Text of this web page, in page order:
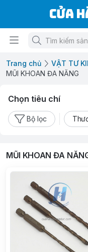
Cửa
Trang chủ VẬT TƯ
MŨI KHOAN ĐA NĂNG
Chọn tiêu chí
Bộ lọc
MŨI KHOAN ĐA